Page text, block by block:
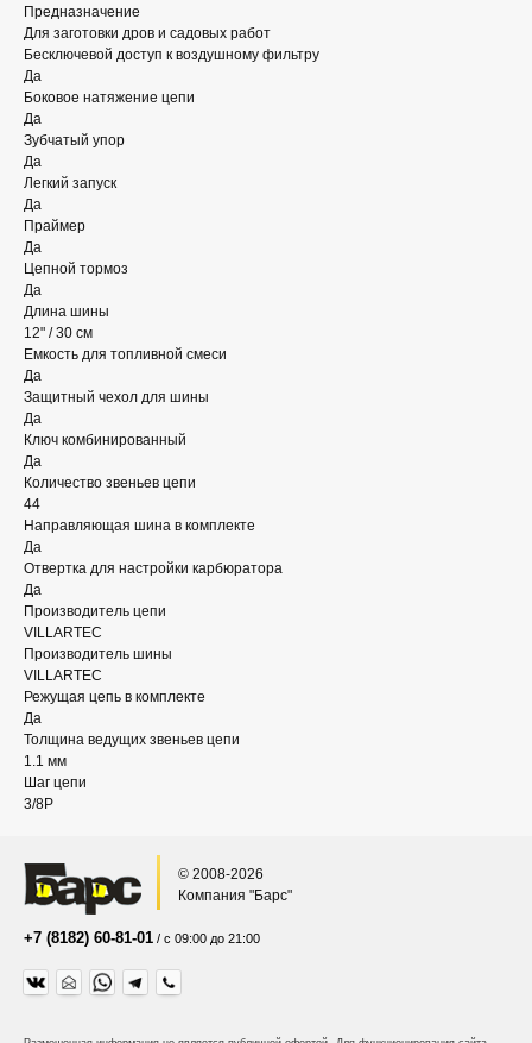
Предназначение
Для заготовки дров и садовых работ
Бесключевой доступ к воздушному фильтру
Да
Боковое натяжение цепи
Да
Зубчатый упор
Да
Легкий запуск
Да
Праймер
Да
Цепной тормоз
Да
Длина шины
12" / 30 см
Емкость для топливной смеси
Да
Защитный чехол для шины
Да
Ключ комбинированный
Да
Количество звеньев цепи
44
Направляющая шина в комплекте
Да
Отвертка для настройки карбюратора
Да
Производитель цепи
VILLARTEC
Производитель шины
VILLARTEC
Режущая цепь в комплекте
Да
Толщина ведущих звеньев цепи
1.1 мм
Шаг цепи
3/8P
© 2008-2026
Компания "Барс"
+7 (8182) 60-81-01 / с 09:00 до 21:00